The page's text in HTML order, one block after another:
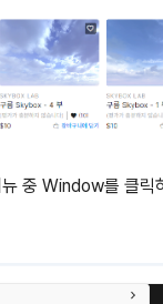
뉴 중 Window를 클